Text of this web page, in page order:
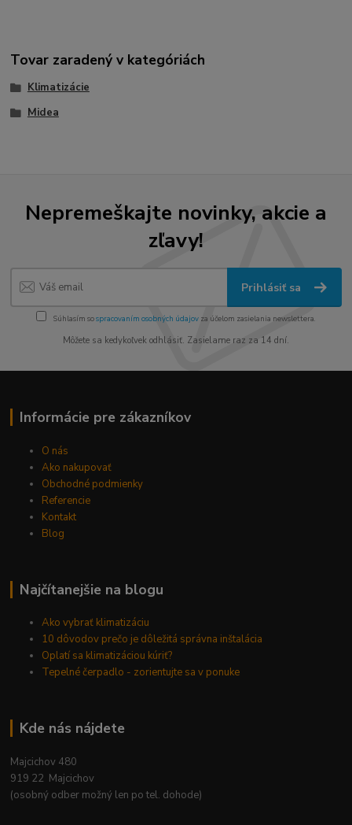
Tovar zaradený v kategóriách
Klimatizácie
Midea
Nepremeškajte novinky, akcie a
zľavy!
Prihlásiť sa
Súhlasím sospracovaním osobných údajov za účelom zasielania newslettera.
Môžete sa kedykoľvek odhlásiť. Zasielame raz za 14 dní.
Informácie pre zákazníkov
O nás
Ako nakupovať
Obchodné podmienky
Referencie
Kontakt
Blog
Najčítanejšie na blogu
Ako vybrať klimatizáciu
10 dôvodov prečo je dôležitá správna inštalácia
Oplatí sa klimatizáciou kúriť?
Tepelné čerpadlo - zorientujte sa v ponuke
Kde nás nájdete
Majcichov 480
919 22 Majcichov
(osobný odber možný len po tel. dohode)